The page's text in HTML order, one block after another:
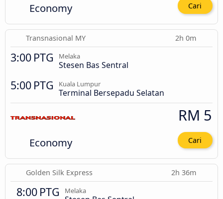
Economy Cari
Transnasional MY 2h 0m
3:00 PTG Melaka
Stesen Bas Sentral
5:00 PTG Kuala Lumpur
Terminal Bersepadu Selatan
Economy
RM 5
Cari
Golden Silk Express 2h 36m
8:00 PTG Melaka